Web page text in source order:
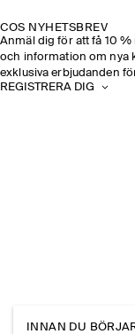
COS NYHETSBREV
Anmäl dig för att få 10
och information om nya
exklusiva erbjudanden
REGISTRERA DIG
INNAN DU